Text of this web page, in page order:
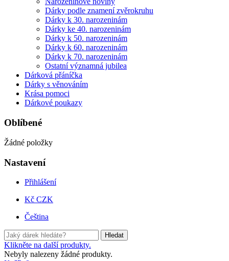
Dárky podle znamení zvěrokruhu
Dárky k 30. narozeninám
Dárky ke 40. narozeninám
Dárky k 50. narozeninám
Dárky k 60. narozeninám
Dárky k 70. narozeninám
Ostatní významná jubilea
Dárková přáníčka
Dárky s věnováním
Krása pomoci
Dárkové poukazy
Oblíbené
Žádné položky
Nastavení
Přihlášení
Kč CZK
Čeština
Hledat
Klikněte na další produkty.
Nebyly nalezeny žádné produkty.